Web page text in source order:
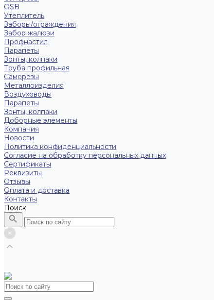
OSB
Утеплитель
Заборы/ограждения
Забор жалюзи
Профнастил
Парапеты
Зонты, колпаки
Труба профильная
Саморезы
Металлоизделия
Воздуховоды
Парапеты
Зонты, колпаки
Доборные элементы
Компания
Новости
Политика конфиденциальности
Согласие на обработку персональных данных
Сертификаты
Реквизиты
Отзывы
Оплата и доставка
Контакты
Поиск